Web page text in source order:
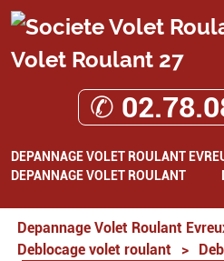
Volet Roulant 27
✆
DEPANNAGE VOLET ROULANT
DEPANNAGE VOLET ROULANT
Depannage Volet Roulant
Deblocage volet roulant
>